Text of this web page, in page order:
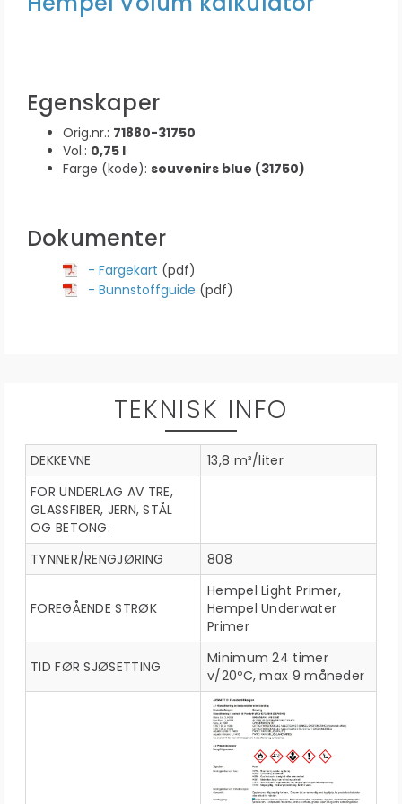
Egenskaper
Orig.nr.: 71880-31750
Vol.: 0,75 l
Farge (kode): souvenirs blue (31750)
Dokumenter
- Fargekart (pdf)
- Bunnstoffguide (pdf)
TEKNISK INFO
DEKKEVNE
13,8 m²/liter
FOR UNDERLAG AV TRE,
GLASSFIBER, JERN, STÅL
OG BETONG.
TYNNER/RENGJØRING
808
FOREGÅENDE STRØK
Hempel Light Primer,
Hempel Underwater
Primer
TID FØR SJØSETTING
Minimum 24 timer
v/20ºC, max 9 måneder